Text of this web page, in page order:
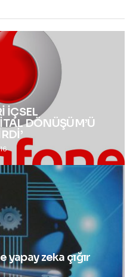
İÇSEL
DÖNÜŞÜM’Ü
yapay zeka çığır